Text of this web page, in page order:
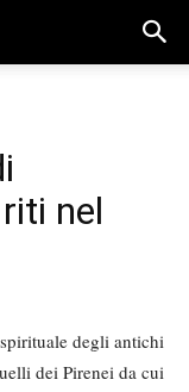
nel
degli antichi
dei Pirenei da cui